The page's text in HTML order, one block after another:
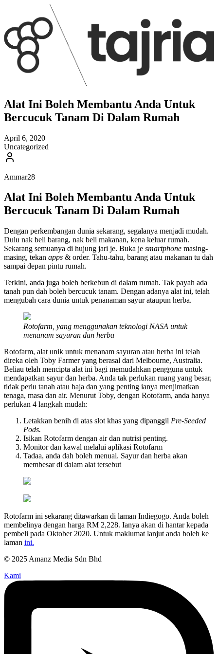
Alat Ini Boleh Membantu Anda Untuk
Bercucuk Tanam Di Dalam Rumah
April 6, 2020
Uncategorized
Ammar28
Alat Ini Boleh Membantu Anda Untuk
Bercucuk Tanam Di Dalam Rumah
Dengan perkembangan dunia sekarang, segalanya menjadi mudah.
Dulu nak beli barang, nak beli makanan, kena keluar rumah.
Sekarang semuanya di hujung jari je. Buka je smartphone masing-
masing, tekan apps & order. Tahu-tahu, barang atau makanan tu dah
sampai depan pintu rumah.
Terkini, anda juga boleh berkebun di dalam rumah. Tak payah ada
tanah pun dah boleh bercucuk tanam. Dengan adanya alat ini, telah
mengubah cara dunia untuk penanaman sayur ataupun herba.
Rotofarm, yang menggunakan teknologi NASA untuk
menanam sayuran dan herba
Rotofarm, alat unik untuk menanam sayuran atau herba ini telah
direka oleh Toby Farmer yang berasal dari Melbourne, Australia.
Beliau telah mencipta alat ini bagi memudahkan pengguna untuk
mendapatkan sayur dan herba. Anda tak perlukan ruang yang besar,
tidak perlu tanah atau baja dan yang penting ianya menjimatkan
tenaga, masa dan air. Menurut Toby, dengan Rotofarm, anda hanya
perlukan 4 langkah mudah:
Letakkan benih di atas slot khas yang dipanggil Pre-Seeded
Pods.
Isikan Rotofarm dengan air dan nutrisi penting.
Monitor dan kawal melalui aplikasi Rotofarm
Tadaa, anda dah boleh menuai. Sayur dan herba akan
membesar di dalam alat tersebut
Rotofarm ini sekarang ditawarkan di laman Indiegogo. Anda boleh
membelinya dengan harga RM 2,228. Ianya akan di hantar kepada
pembeli pada Oktober 2020. Untuk maklumat lanjut anda boleh ke
laman ini.
© 2025 Amanz Media Sdn Bhd
Kami